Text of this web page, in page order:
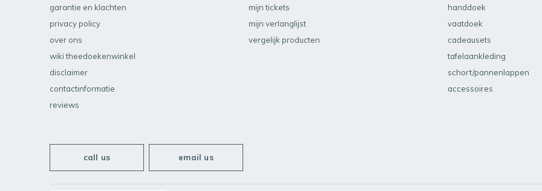
garantie en klachten
privacy policy
over ons
wiki theedoekenwinkel
disclaimer
contactinformatie
reviews
mijn tickets
mijn verlanglijst
vergelijk producten
handdoek
vaatdoek
cadeausets
tafelaankleding
schort/pannenlappen
accessoires
call us email us